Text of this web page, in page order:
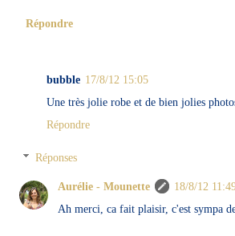
Répondre
bubble 17/8/12 15:05
Une très jolie robe et de bien jolies
Répondre
Réponses
Aurélie - Mounette
18/8/12
Ah merci, ca fait plaisir, c'est sympa